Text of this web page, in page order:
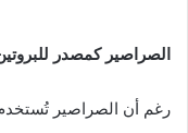
الصراصير كمصدر
رغم أن الصراصير